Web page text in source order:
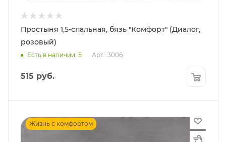
Простыня 1,5-спальная, бязь "Комфорт" (Диалог,
розовый)
Есть в наличии: 5 Арт.: 3006
515 руб.
Жизнь с комфортом